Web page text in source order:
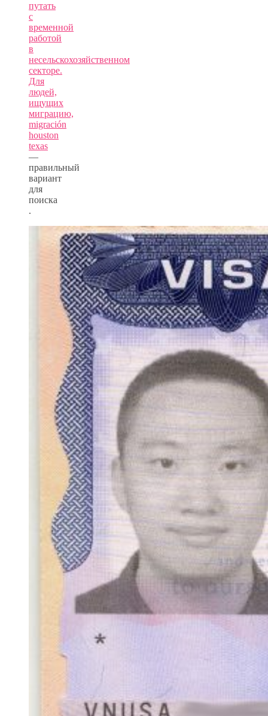
путать
с
временной
работой
в
несельскохозяйственном
секторе.
Для
людей,
ищущих
миграцию,
migración
houston
texas
—
правильный
вариант
для
поиска
.